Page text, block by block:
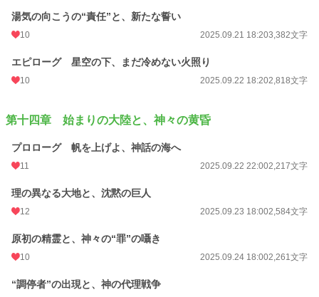
湯気の向こうの“責任”と、新たな誓い
10 2025.09.21 18:203,382文字
エピローグ 星空の下、まだ冷めない火照り
10 2025.09.22 18:202,818文字
第十四章 始まりの大陸と、神々の黄昏
プロローグ 帆を上げよ、神話の海へ
11 2025.09.22 22:002,217文字
理の異なる大地と、沈黙の巨人
12 2025.09.23 18:002,584文字
原初の精霊と、神々の“罪”の囁き
10 2025.09.24 18:002,261文字
“調停者”の出現と、神の代理戦争